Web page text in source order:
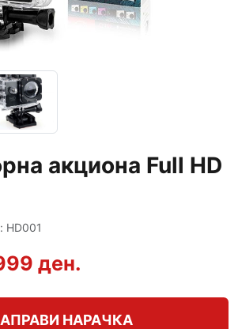
акциона Full HD
HD001
ден.
НАРАЧКА